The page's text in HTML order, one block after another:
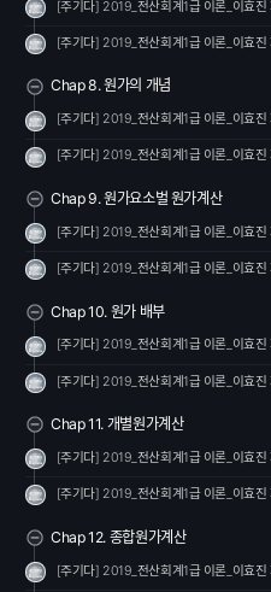
[주기다] 2019_전산회계1급 이론_이효
[주기다] 2019_전산회계1급 이론_이효
Chap 8. 원가의 개념
[주기다] 2019_전산회계1급 이론_이효
[주기다] 2019_전산회계1급 이론_이효
Chap 9. 원가요소벌 원가계산
[주기다] 2019_전산회계1급 이론_이효
[주기다] 2019_전산회계1급 이론_이효
Chap 10. 원가 배부
[주기다] 2019_전산회계1급 이론_이효
[주기다] 2019_전산회계1급 이론_이효
Chap 11. 개별원가계산
[주기다] 2019_전산회계1급 이론_이효
[주기다] 2019_전산회계1급 이론_이효
Chap 12. 종합원가계산
[주기다] 2019_전산회계1급 이론_이효